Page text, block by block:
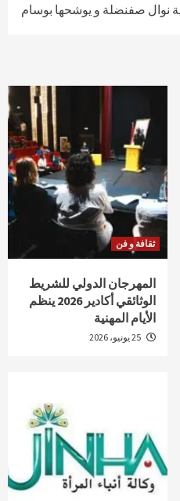
نوال صفنضلة و يوشحها بوسام
ثقافة و فن
المهرجان الدولي للشريط
الوثائقي أكادير 2026 ينظم
الأيام المهنية